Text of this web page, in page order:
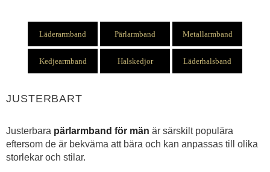
Läderarmband Pärlarmband Metallarmband
Kedjearmband Halskedjor Läderhalsband
JUSTERBART
Justerbara pärlarmband för män är särskilt populära
eftersom de är bekväma att bära och kan anpassas till olika
storlekar och stilar.